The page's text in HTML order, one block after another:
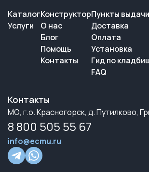
Каталог
Услуги
Конструктор
О нас
Блог
Помощь
Контакты
Пункты выдачи
Доставка
Оплата
Установка
Гид по
FAQ
Контакты
МО, г.о. Красногорск, д. Путилково,
8 800 505 55 67
info@ecmu.ru